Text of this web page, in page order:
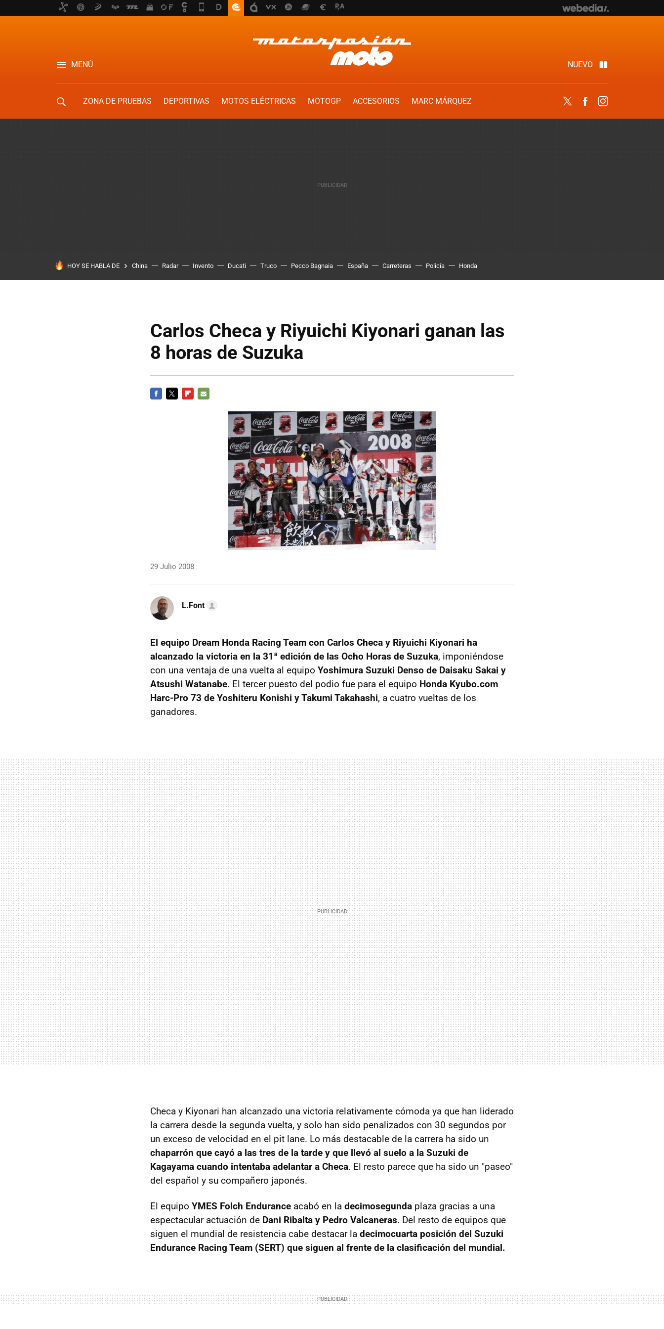
MENÚ NUEVO
ZONA DE PRUEBAS DEPORTIVAS MOTOS ELÉCTRICAS MOTOGP ACCESORIOS
MARC MÁRQUEZ
Twitter Facebook
HOY SE HABLA DE China Radar Invento Ducati Truco Pecco Bagnaia España Carreteras Policía Honda
Carlos Checa y Riyuichi Kiyonari ganan las
8 horas de Suzuka
29 Julio 2008
L.Font
El equipo Dream Honda Racing Team con Carlos Checa y Riyuichi Kiyonari ha
alcanzado la victoria en la 31ª edición de las Ocho Horas de Suzuka, imponiéndose
con una ventaja de una vuelta al equipo Yoshimura Suzuki Denso de Daisaku Sakai y
Atsushi Watanabe. El tercer puesto del podio fue para el equipo Honda Kyubo.com
Harc-Pro 73 de Yoshiteru Konishi y Takumi Takahashi, a cuatro vueltas de los
ganadores.
Checa y Kiyonari han alcanzado una victoria relativamente cómoda ya que han liderado
la carrera desde la segunda vuelta, y solo han sido penalizados con 30 segundos por
un exceso de velocidad en el pit lane. Lo más destacable de la carrera ha sido un
chaparrón que cayó a las tres de la tarde y que llevó al suelo a la Suzuki de
Kagayama cuando intentaba adelantar a Checa. El resto parece que ha sido un "paseo"
del español y su compañero japonés.
El equipo YMES Folch Endurance acabó en la decimosegunda plaza gracias a una
espectacular actuación de Dani Ribalta y Pedro Valcaneras. Del resto de equipos que
siguen el mundial de resistencia cabe destacar la decimocuarta posición del Suzuki
Endurance Racing Team (SERT) que siguen al frente de la clasificación del mundial.